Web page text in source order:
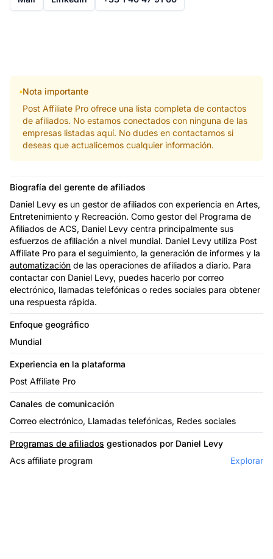
Nota importante
Post Affiliate Pro ofrece una lista completa de contactos
de afiliados. No estamos conectados con ninguna de las
empresas listadas aquí. No dudes en contactarnos si
deseas que actualicemos cualquier información.
Biografía del gerente de afiliados
Daniel Levy es un gestor de afiliados con experiencia en Artes,
Entretenimiento y Recreación. Como gestor del Programa de
Afiliados de ACS, Daniel Levy centra principalmente sus
esfuerzos de afiliación a nivel mundial. Daniel Levy utiliza Post
Affiliate Pro para el seguimiento, la generación de informes y la
automatización de las operaciones de afiliados a diario. Para
contactar con Daniel Levy, puedes hacerlo por correo
electrónico, llamadas telefónicas o redes sociales para obtener
una respuesta rápida.
Enfoque geográfico
Mundial
Experiencia en la plataforma
Post Affiliate Pro
Canales de comunicación
Correo electrónico, Llamadas telefónicas, Redes sociales
Programas de afiliados gestionados por Daniel Levy
Acs affiliate program
Explorar